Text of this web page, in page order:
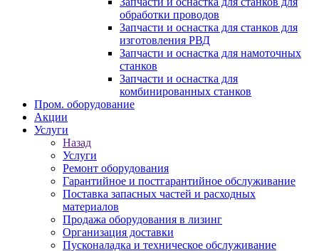
обработки проводов
Запчасти и оснастка для станков для
изготовления РВД
Запчасти и оснастка для намоточных
станков
Запчасти и оснастка для
комбинированных станков
Пром. оборудование
Акции
Услуги
Назад
Услуги
Ремонт оборудования
Гарантийное и постгарантийное обслуживание
Поставка запасных частей и расходных
материалов
Продажа оборудования в лизинг
Организация доставки
Пусконаладка и техническое обслуживание